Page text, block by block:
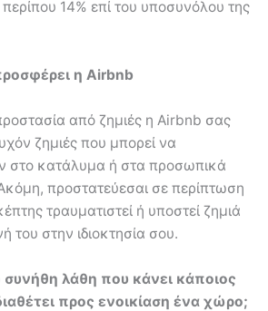
14% επί του υποσυνόλου της
η Airbnb
από ζημιές η Airbnb σας
ζημιές που μπορεί να
στο κατάλυμα ή στα προσωπικά
προστατεύεσαι σε περίπτωση
τραυματιστεί ή υποστεί ζημιά
του στην ιδιοκτησία σου.
συνήθη λάθη που κάνει κάποιος
προς ενοικίαση ένα χώρο;